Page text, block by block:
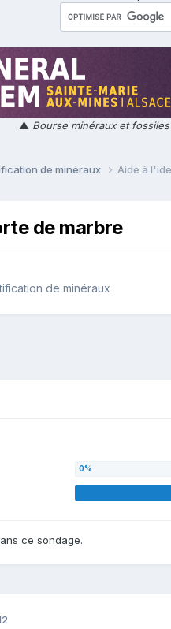
▲ Bourse minéraux et
de minéraux Aide à
de marbre
de minéraux
ce sondage.